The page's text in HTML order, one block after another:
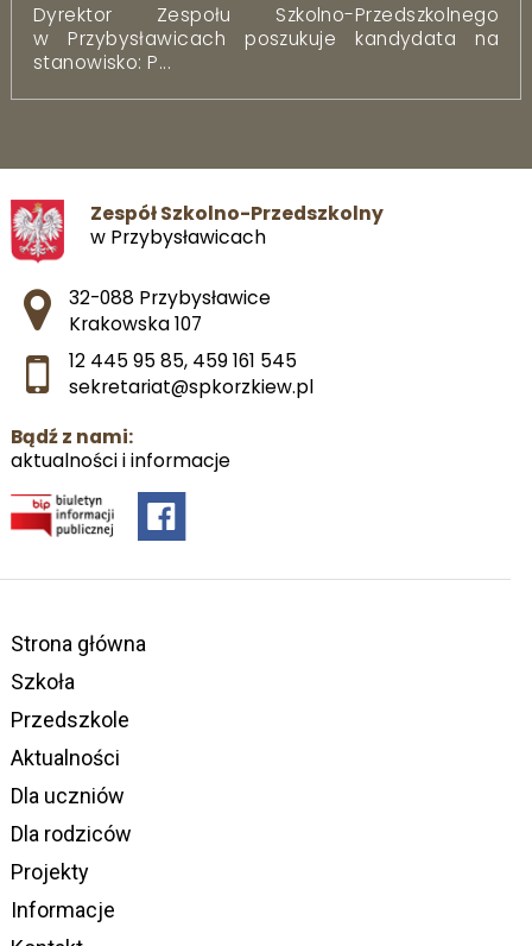
Dyrektor Zespołu Szkolno-Przedszkolnego
w Przybysławicach poszukuje kandydata na
stanowisko: P...
Zespół Szkolno-Przedszkolny
w Przybysławicach
Adres pocztowy:
32-088 Przybysławice
Krakowska 107
12 445 95 85, 459 161 545
sekretariat@spkorzkiew.pl
Bądź z nami:
aktualności i informacje
Strona główna
Szkoła
Przedszkole
Aktualności
Dla uczniów
Dla rodziców
Projekty
Informacje